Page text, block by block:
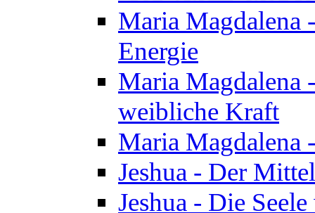
Maria Magdalena
Energie
Maria Magdalena
weibliche Kraft
Maria Magdalena
Jeshua - Der
Jeshua - Die